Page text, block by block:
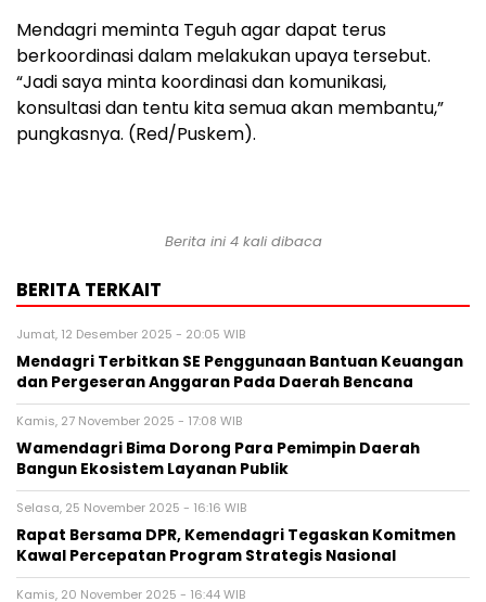
Mendagri meminta Teguh agar dapat terus
berkoordinasi dalam melakukan upaya tersebut.
“Jadi saya minta koordinasi dan komunikasi,
konsultasi dan tentu kita semua akan membantu,”
pungkasnya. (Red/Puskem).
Berita ini 4 kali dibaca
BERITA TERKAIT
Jumat, 12 Desember 2025 - 20:05 WIB
Mendagri Terbitkan SE Penggunaan Bantuan Keuangan
dan Pergeseran Anggaran Pada Daerah Bencana
Kamis, 27 November 2025 - 17:08 WIB
Wamendagri Bima Dorong Para Pemimpin Daerah
Bangun Ekosistem Layanan Publik
Selasa, 25 November 2025 - 16:16 WIB
Rapat Bersama DPR, Kemendagri Tegaskan Komitmen
Kawal Percepatan Program Strategis Nasional
Kamis, 20 November 2025 - 16:44 WIB